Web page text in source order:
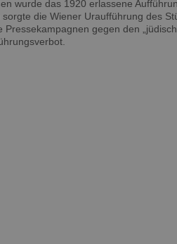
wurde das 1920 erlassene
die Wiener Uraufführung des
Pressekampagnen gegen den